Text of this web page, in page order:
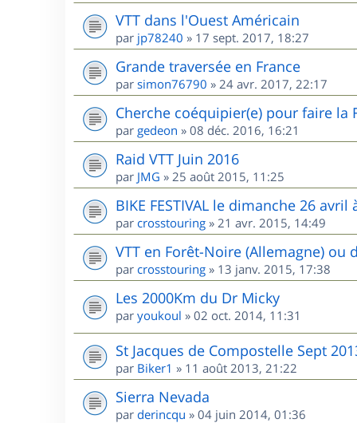
VTT dans l'Ouest Américain
par jp78240 » 17 sept. 2017, 18:27
Grande traversée en France
par simon76790 » 24 avr. 2017, 22:17
Cherche coéquipier(e) pour faire la
par gedeon » 08 déc. 2016, 16:21
Raid VTT Juin 2016
par JMG » 25 août 2015, 11:25
BIKE FESTIVAL le dimanche 26 avril
par crosstouring » 21 avr. 2015, 14:49
VTT en Forêt-Noire (Allemagne) ou
par crosstouring » 13 janv. 2015, 17:38
Les 2000Km du Dr Micky
par youkoul » 02 oct. 2014, 11:31
St Jacques de Compostelle Sept
par Biker1 » 11 août 2013, 21:22
Sierra Nevada
par derincqu » 04 juin 2014, 01:36